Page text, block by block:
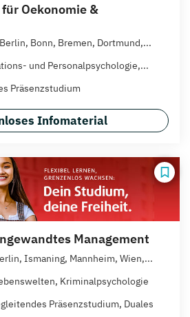
Oekonomie &
Bonn, Bremen, Dortmund,...
und Personalpsychologie,...
Präsenzstudium
Infomaterial
Management
Ismaning, Mannheim, Wien,...
Kriminalpsychologie
Präsenzstudium, Duales